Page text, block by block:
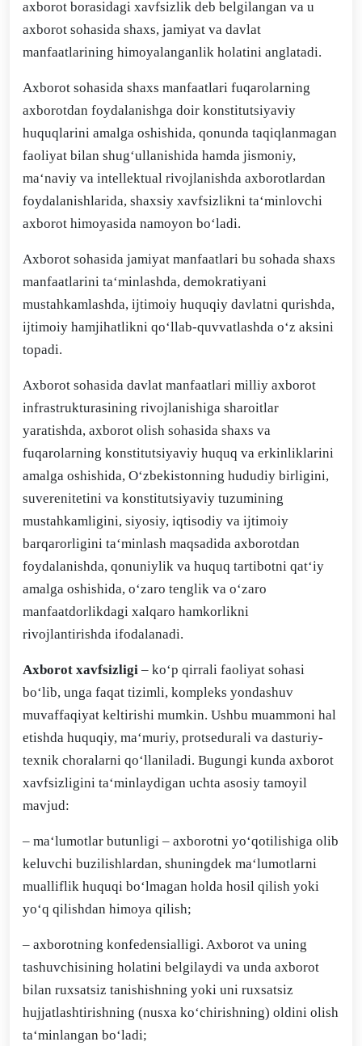
axborot borasidagi xavfsizlik deb belgilangan va u
axborot sohasida shaxs, jamiyat va davlat
manfaatlarining himoyalanganlik holatini anglatadi.
Axborot sohasida shaxs manfaatlari fuqarolarning
axborotdan foydalanishga doir konstitutsiyaviy
huquqlarini amalga oshishida, qonunda taqiqlanmagan
faoliyat bilan shug‘ullanishida hamda jismoniy,
ma‘naviy va intellektual rivojlanishda axborotlardan
foydalanishlarida, shaxsiy xavfsizlikni ta‘minlovchi
axborot himoyasida namoyon bo‘ladi.
Axborot sohasida jamiyat manfaatlari bu sohada shaxs
manfaatlarini ta‘minlashda, demokratiyani
mustahkamlashda, ijtimoiy huquqiy davlatni qurishda,
ijtimoiy hamjihatlikni qo‘llab-quvvatlashda o‘z aksini
topadi.
Axborot sohasida davlat manfaatlari milliy axborot
infrastrukturasining rivojlanishiga sharoitlar
yaratishda, axborot olish sohasida shaxs va
fuqarolarning konstitutsiyaviy huquq va erkinliklarini
amalga oshishida, O‘zbekistonning hududiy birligini,
suverenitetini va konstitutsiyaviy tuzumining
mustahkamligini, siyosiy, iqtisodiy va ijtimoiy
barqarorligini ta‘minlash maqsadida axborotdan
foydalanishda, qonuniylik va huquq tartibotni qat‘iy
amalga oshishida, o‘zaro tenglik va o‘zaro
manfaatdorlikdagi xalqaro hamkorlikni
rivojlantirishda ifodalanadi.
Axborot xavfsizligi – ko‘p qirrali faoliyat sohasi
bo‘lib, unga faqat tizimli, kompleks yondashuv
muvaffaqiyat keltirishi mumkin. Ushbu muammoni hal
etishda huquqiy, ma‘muriy, protsedurali va dasturiy-
texnik choralarni qo‘llaniladi. Bugungi kunda axborot
xavfsizligini ta‘minlaydigan uchta asosiy tamoyil
mavjud:
– ma‘lumotlar butunligi – axborotni yo‘qotilishiga olib
keluvchi buzilishlardan, shuningdek ma‘lumotlarni
mualliflik huquqi bo‘lmagan holda hosil qilish yoki
yo‘q qilishdan himoya qilish;
– axborotning konfedensialligi. Axborot va uning
tashuvchisining holatini belgilaydi va unda axborot
bilan ruxsatsiz tanishishning yoki uni ruxsatsiz
hujjatlashtirishning (nusxa ko‘chirishning) oldini olish
ta‘minlangan bo‘ladi;